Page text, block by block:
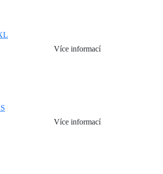
Více informací
Více informací